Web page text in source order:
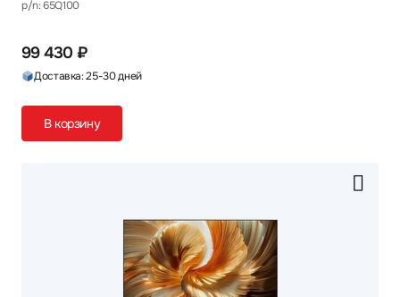
p/n: 65Q100
99 430 ₽
Доставка: 25-30 дней
В корзину